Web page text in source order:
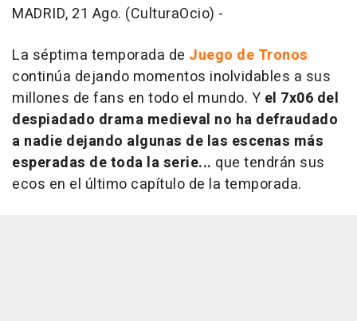
MADRID, 21 Ago. (CulturaOcio) -
La séptima temporada de Juego de Tronos
continúa dejando momentos inolvidables a sus
millones de fans en todo el mundo. Y el 7x06 del
despiadado drama medieval no ha defraudado
a nadie dejando algunas de las escenas más
esperadas de toda la serie... que tendrán sus
ecos en el último capítulo de la temporada.